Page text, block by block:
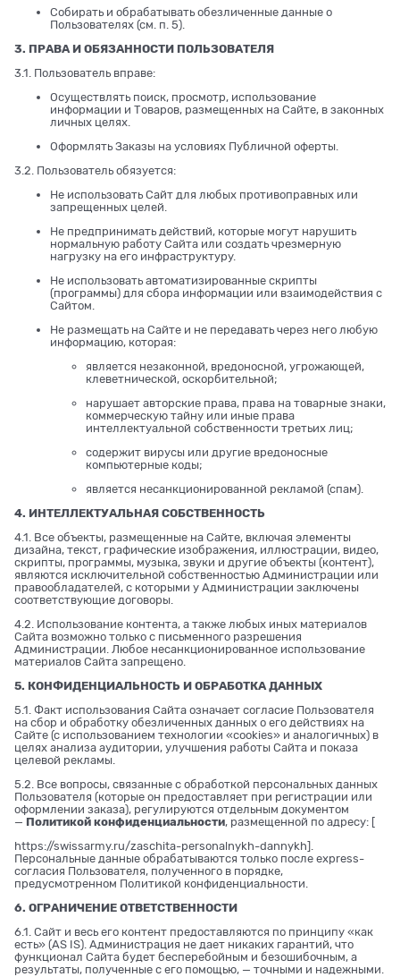
Собирать и обрабатывать обезличенные данные о
Пользователях (см. п. 5).
3. ПРАВА И ОБЯЗАННОСТИ ПОЛЬЗОВАТЕЛЯ
3.1. Пользователь вправе:
Осуществлять поиск, просмотр, использование
информации и Товаров, размещенных на Сайте, в законных
личных целях.
Оформлять Заказы на условиях Публичной оферты.
3.2. Пользователь обязуется:
Не использовать Сайт для любых противоправных или
запрещенных целей.
Не предпринимать действий, которые могут нарушить
нормальную работу Сайта или создать чрезмерную
нагрузку на его инфраструктуру.
Не использовать автоматизированные скрипты
(программы) для сбора информации или взаимодействия с
Сайтом.
Не размещать на Сайте и не передавать через него любую
информацию, которая:
является незаконной, вредоносной, угрожающей,
клеветнической, оскорбительной;
нарушает авторские права, права на товарные знаки,
коммерческую тайну или иные права
интеллектуальной собственности третьих лиц;
содержит вирусы или другие вредоносные
компьютерные коды;
является несанкционированной рекламой (спам).
4. ИНТЕЛЛЕКТУАЛЬНАЯ СОБСТВЕННОСТЬ
4.1. Все объекты, размещенные на Сайте, включая элементы
дизайна, текст, графические изображения, иллюстрации, видео,
скрипты, программы, музыка, звуки и другие объекты (контент),
являются исключительной собственностью Администрации или
правообладателей, с которыми у Администрации заключены
соответствующие договоры.
4.2. Использование контента, а также любых иных материалов
Сайта возможно только с письменного разрешения
Администрации. Любое несанкционированное использование
материалов Сайта запрещено.
5. КОНФИДЕНЦИАЛЬНОСТЬ И ОБРАБОТКА ДАННЫХ
5.1. Факт использования Сайта означает согласие Пользователя
на сбор и обработку обезличенных данных о его действиях на
Сайте (с использованием технологии «cookies» и аналогичных) в
целях анализа аудитории, улучшения работы Сайта и показа
целевой рекламы.
5.2. Все вопросы, связанные с обработкой персональных данных
Пользователя (которые он предоставляет при регистрации или
оформлении заказа), регулируются отдельным документом
— Политикой конфиденциальности, размещенной по адресу: [
https://swissarmy.ru/zaschita-personalnykh-dannykh].
Персональные данные обрабатываются только после express-
согласия Пользователя, полученного в порядке,
предусмотренном Политикой конфиденциальности.
6. ОГРАНИЧЕНИЕ ОТВЕТСТВЕННОСТИ
6.1. Сайт и весь его контент предоставляются по принципу «как
есть» (AS IS). Администрация не дает никаких гарантий, что
функционал Сайта будет бесперебойным и безошибочным, а
результаты, полученные с его помощью, — точными и надежными.